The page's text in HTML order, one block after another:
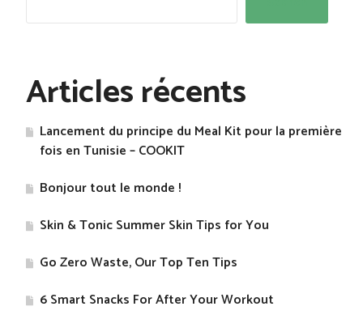
Articles récents
Lancement du principe du Meal Kit pour la première
fois en Tunisie – COOKIT
Bonjour tout le monde !
Skin & Tonic Summer Skin Tips for You
Go Zero Waste, Our Top Ten Tips
​6 Smart Snacks For After Your Workout